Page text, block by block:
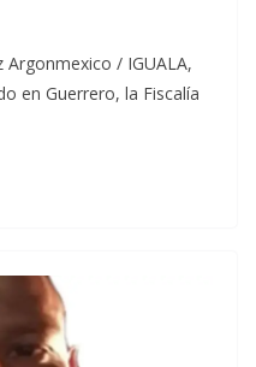
/ IGUALA,
en Guerrero, la Fiscalía